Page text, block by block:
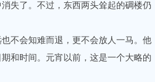
失了。不过，东西两头耸起的碉楼仍
不会知难而退，更不会放人一马。他
和时间。元宵以前，这是一个大略的